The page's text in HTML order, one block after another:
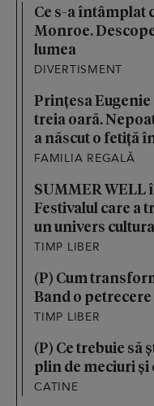
Ce s-a întâmplat
Monroe.
lumea
DIVERTISMENT
Prințesa
treia oară.
a născut o fetiță
FAMILIA REGALĂ
SUMMER WELL
Festivalul care a
un univers
TIMP LIBER
(P) Cum
Band o
TIMP LIBER
(P) Ce trebuie să
plin de meciuri
CATINE